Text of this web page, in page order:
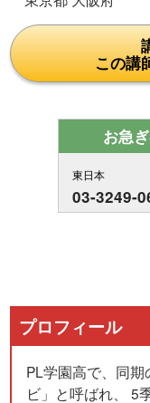
この講
お急
東日本
03-3249-
プロフィール
PL学園高で、同
ビ」と呼ばれ、 5